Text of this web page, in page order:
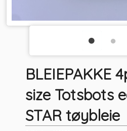
BLEIEPAKKE
size Totsbots
STAR tøybleie